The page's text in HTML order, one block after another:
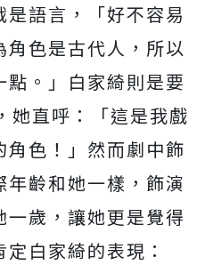
語言，「好不容易
角色是古代人，所以
。」
白家綺則是要
她直呼：「這是我戲
色！」 然而劇中飾
齡和她一樣， 飾演
一歲，讓她更是覺得
白家綺的表現：